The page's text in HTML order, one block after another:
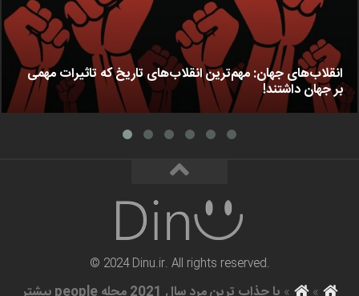
انقلاب‌های جهان: مهم‌ترین انقلاب‌های تاریخ که تاثیرات مهمی
بر جهان داشتند!
© 2024 Dinu.ir. All rights reserved.